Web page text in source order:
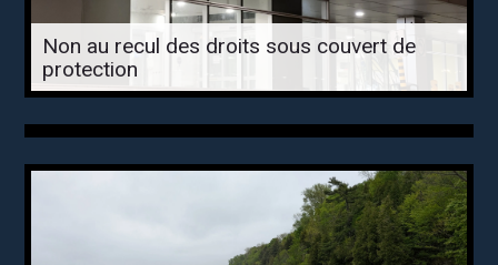
Non au recul des droits sous couvert de
protection